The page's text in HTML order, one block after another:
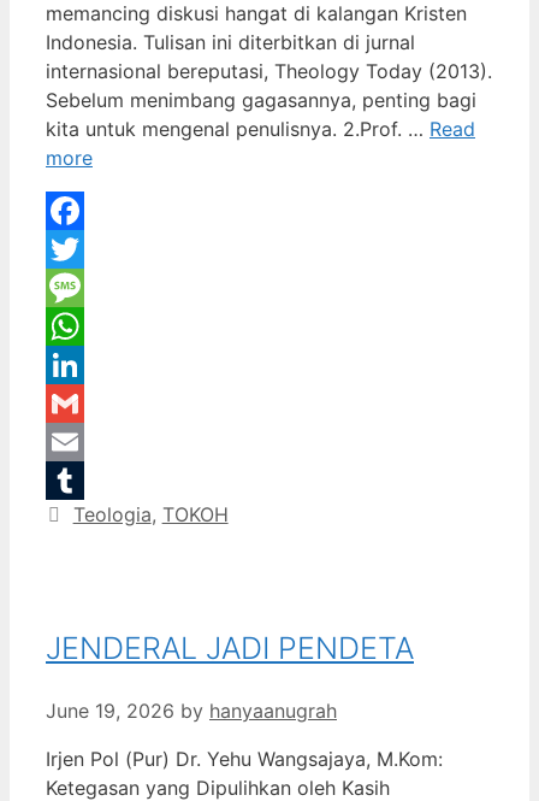
memancing diskusi hangat di kalangan Kristen
Indonesia. Tulisan ini diterbitkan di jurnal
internasional bereputasi, Theology Today (2013).
Sebelum menimbang gagasannya, penting bagi
kita untuk mengenal penulisnya. 2.Prof. … Read
more
Facebook
Twitter
Message
WhatsApp
LinkedIn
Gmail
Email
Tumblr
Categories
Teologia, TOKOH
JENDERAL JADI PENDETA
June 19, 2026 by hanyaanugrah
Irjen Pol (Pur) Dr. Yehu Wangsajaya, M.Kom:
Ketegasan yang Dipulihkan oleh Kasih